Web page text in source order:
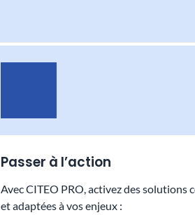
Passer à l’action
Avec CITEO PRO, ​​​activez​​ des solutions
et adaptées à vos enjeux :